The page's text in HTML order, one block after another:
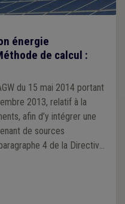
énergie
de calcul :
du 15 mai 2014 portant
2013, relatif à la
afin d’y intégrer une
de sources
4 de la Directive